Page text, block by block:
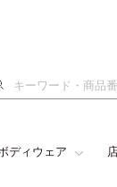
検
ディウェア